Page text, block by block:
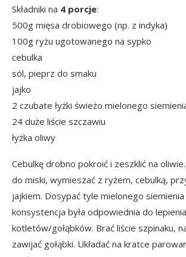
Składniki na 4 porcje:
500g mięsa drobiowego (np. z indyka)
100g ryżu ugotowanego na sypko
cebulka
sól, pieprz do smaku
jajko
2 czubate łyżki świeżo mielonego
24 duże liście szczawiu
łyżka oliwy
Cebulkę drobno pokroić i zeszklić na
do miski, wymieszać z ryżem, cebulką,
jajkiem. Dosypać tyle mielonego
konsystencja była odpowiednia do lepienia
kotletów/gołąbków. Brać liście szpinaku,
zawijać gołąbki. Układać na kratce